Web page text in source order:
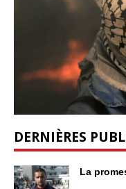
DERNIÈRES
La